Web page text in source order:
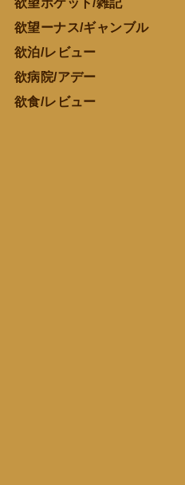
欲望ーナス/ギャンブル
欲泊/レビュー
欲病院/アデー
欲食/レビュー